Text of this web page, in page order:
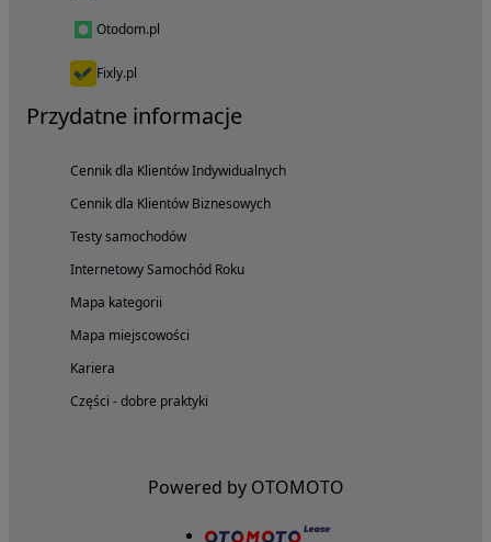
Otodom.pl
Fixly.pl
Przydatne informacje
Cennik dla Klientów Indywidualnych
Cennik dla Klientów Biznesowych
Testy samochodów
Internetowy Samochód Roku
Mapa kategorii
Mapa miejscowości
Kariera
Części - dobre praktyki
Powered by OTOMOTO